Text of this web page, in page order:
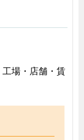
場・店舗・賃